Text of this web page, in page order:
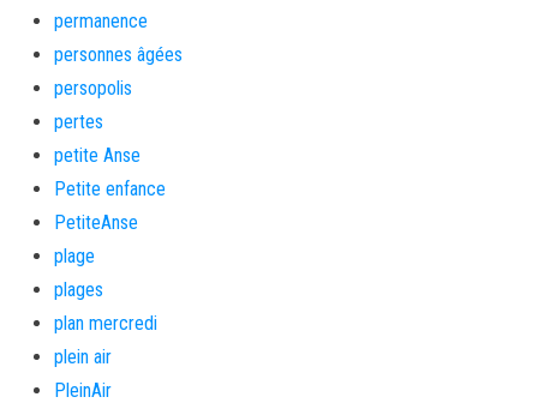
permanence
personnes âgées
persopolis
pertes
petite Anse
Petite enfance
PetiteAnse
plage
plages
plan mercredi
plein air
PleinAir